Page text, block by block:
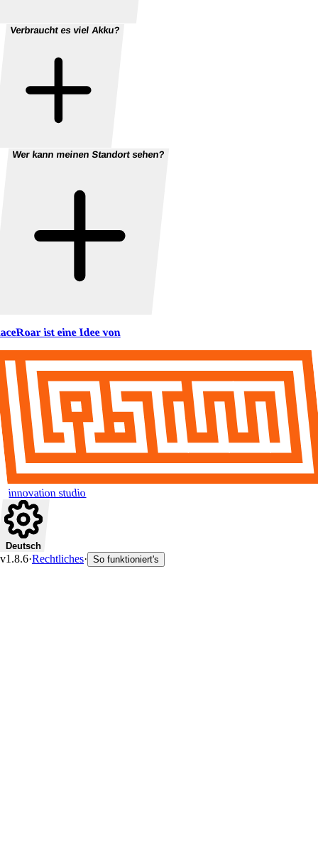
Verbraucht es viel Akku?
Wer kann meinen Standort sehen?
ist eine Idee von
innovation studio
Deutsch
v1.8.6·Rechtliches· So funktioniert's